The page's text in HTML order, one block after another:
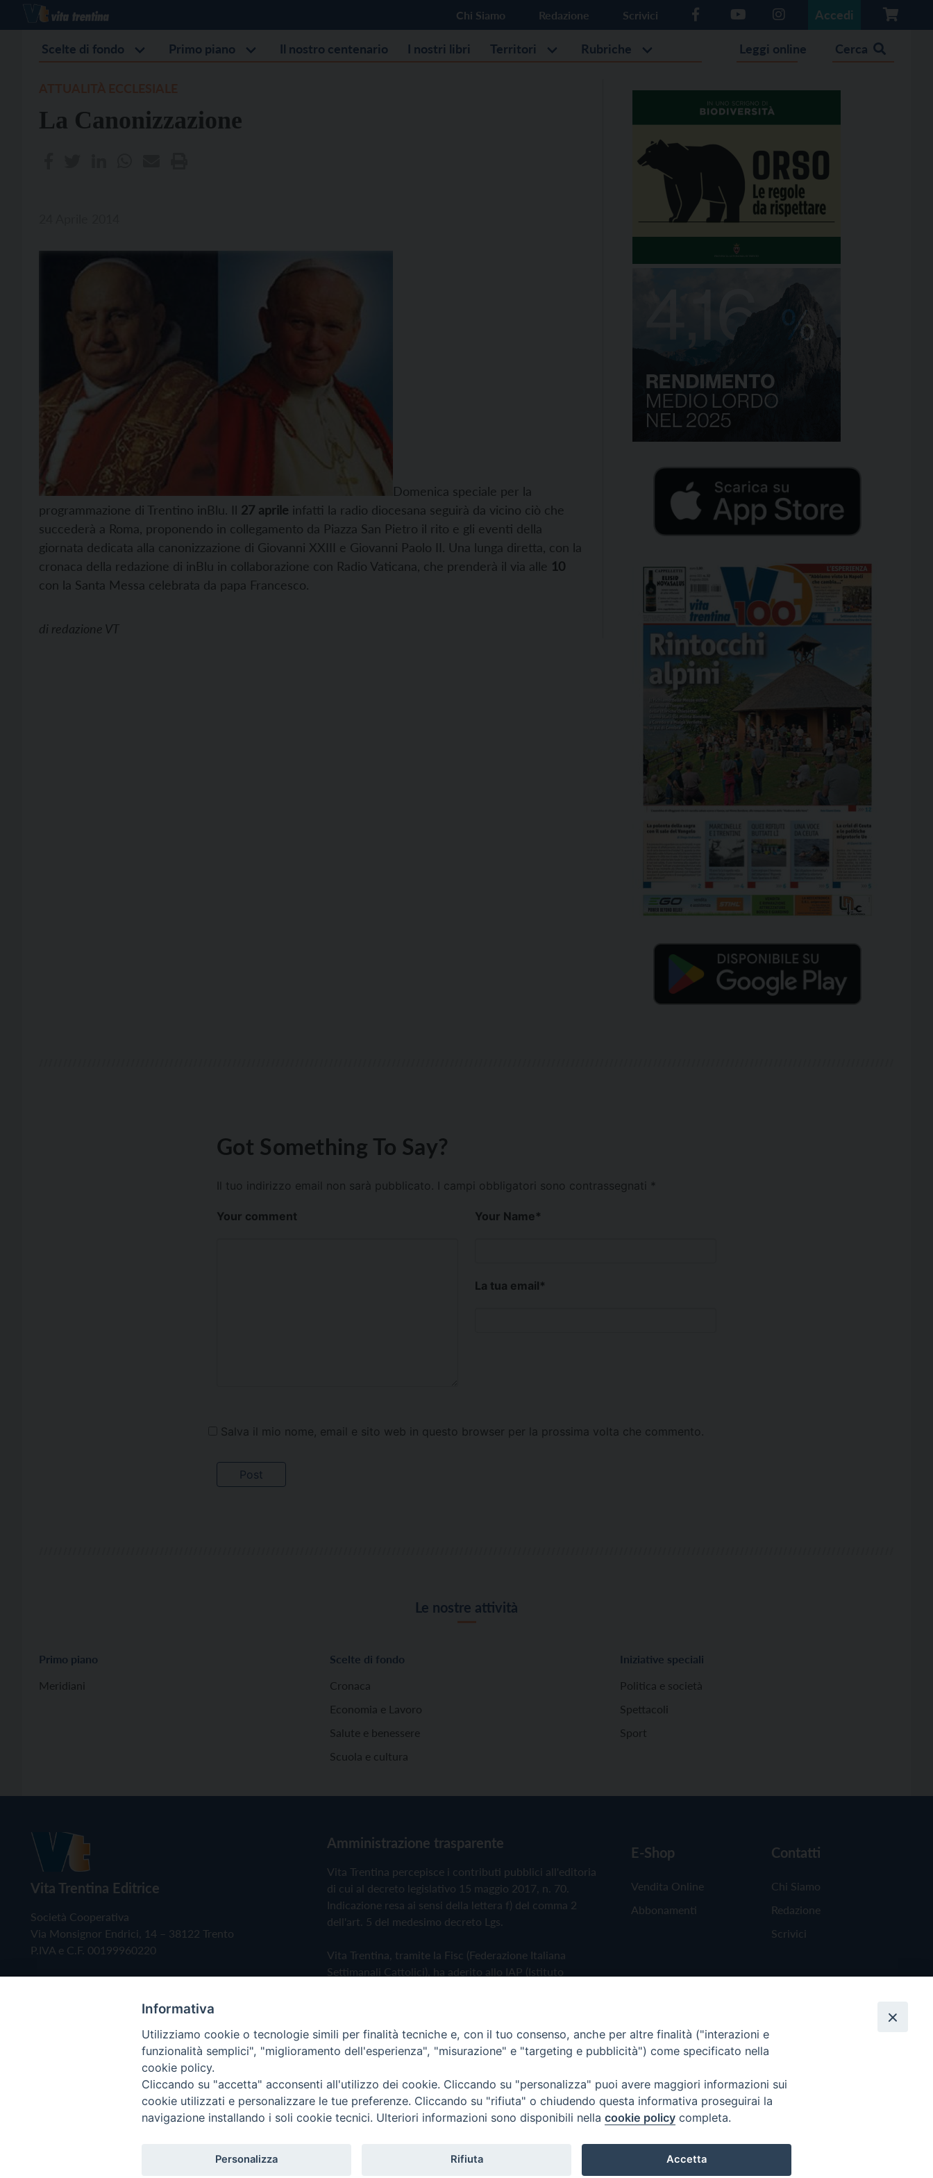
Chi Siamo Redazione Scrivici Accedi
Scelte di fondo Primo piano Il nostro centenario I nostri libri Territori Rubriche Leggi online Cerca
La Canonizzazione
Domenica speciale per la
programmazione di Trentino inBlu. Il 27 aprile infatti la radio diocesana seguirà da vicino ciò che
succederà a Roma, proponendo in collegamento da Piazza San Pietro il rito e gli eventi della
giornata dedicata alla canonizzazione di Giovanni XXIII e Giovanni Paolo II. Una lunga diretta, con la
cronaca della redazione di inBlu in collaborazione con Radio Vaticana, che prenderà il via alle 10
con la Santa Messa celebrata da papa Francesco.
di redazione VT
Got Something To Say?
Il tuo indirizzo email non sarà pubblicato. I campi obbligatori sono contrassegnati *
Your comment Your Name*
La tua email*
Salva il mio nome, email e sito web in questo browser per la prossima volta che commento.
Le nostre attività
Primo piano
Meridiani
Scelte di fondo
Cronaca
Economia e Lavoro
Salute e benessere
Scuola e cultura
Iniziative speciali
Politica e società
Spettacoli
Sport
Vita Trentina Editrice
Società Cooperativa
Via Monsignor Endrici, 14 – 38122 Trento
P.IVA e C.F. 00199960220
Amministrazione trasparente
Vita Trentina percepisce i contributi pubblici all'editoria
di cui al decreto legislativo 15 maggio 2017, n. 70.
Indicazione resa ai sensi della lettera f) del comma 2
dell'art. 5 del medesimo decreto Lgs.
Vita Trentina, tramite la Fisc (Federazione Italiana
Settimanali Cattolici), ha aderito allo IAP (Istituto
Privacy Policy Cookie Policy
E-Shop
Vendita Online
Abbonamenti
Contatti
Chi Siamo
Redazione
Scrivici
Copyright © 2019 - Tutti i diritti riservati - Vita Trentina Editrice
Informativa
Utilizziamo cookie o tecnologie simili per finalità tecniche e, con il tuo consenso, anche per altre finalità ("interazioni e
funzionalità semplici", "miglioramento dell'esperienza", "misurazione" e "targeting e pubblicità") come specificato nella
cookie policy.
Cliccando su "accetta" acconsenti all'utilizzo dei cookie. Cliccando su "personalizza" puoi avere maggiori informazioni sui
cookie utilizzati e personalizzare le tue preferenze. Cliccando su "rifiuta" o chiudendo questa informativa proseguirai la
navigazione installando i soli cookie tecnici. Ulteriori informazioni sono disponibili nella cookie policy completa.
Personalizza Rifiuta Accetta